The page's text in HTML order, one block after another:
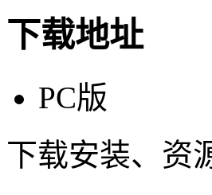
下载地址
PC版
下载安装、资